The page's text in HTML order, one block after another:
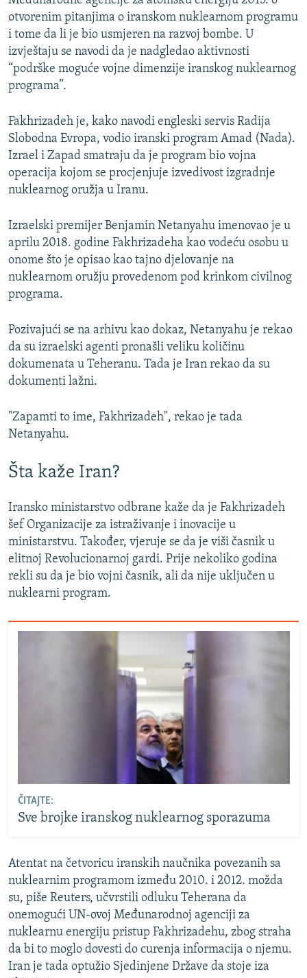
otvorenim pitanjima o iranskom nuklearnom programu
i tome da li je bio usmjeren na razvoj bombe. U
izvještaju se navodi da je nadgledao aktivnosti
“podrške moguće vojne dimenzije iranskog nuklearnog
programa”.
Fakhrizadeh je, kako navodi engleski servis Radija
Slobodna Evropa, vodio iranski program Amad (Nada).
Izrael i Zapad smatraju da je program bio vojna
operacija kojom se procjenjuje izvedivost izgradnje
nuklearnog oružja u Iranu.
Izraelski premijer Benjamin Netanyahu imenovao je u
aprilu 2018. godine Fakhrizadeha kao vodeću osobu u
onome što je opisao kao tajno djelovanje na
nuklearnom oružju provedenom pod krinkom civilnog
programa.
Pozivajući se na arhivu kao dokaz, Netanyahu je rekao
da su izraelski agenti pronašli veliku količinu
dokumenata u Teheranu. Tada je Iran rekao da su
dokumenti lažni.
"Zapamti to ime, Fakhrizadeh", rekao je tada
Netanyahu.
Šta kaže Iran?
Iransko ministarstvo odbrane kaže da je Fakhrizadeh
šef Organizacije za istraživanje i inovacije u
ministarstvu. Također, vjeruje se da je viši časnik u
elitnoj Revolucionarnoj gardi. Prije nekoliko godina
rekli su da je bio vojni časnik, ali da nije uključen u
nuklearni program.
ČITAJTE:
Sve brojke iranskog nuklearnog sporazuma
Atentat na četvoricu iranskih naučnika povezanih sa
nuklearnim programom između 2010. i 2012. možda
su, piše Reuters, učvrstili odluku Teherana da
onemogući UN-ovoj Međunarodnoj agenciji za
nuklearnu energiju pristup Fakhrizadehu, zbog straha
da bi to moglo dovesti do curenja informacija o njemu.
Iran je tada optužio Sjedinjene Države da stoje iza